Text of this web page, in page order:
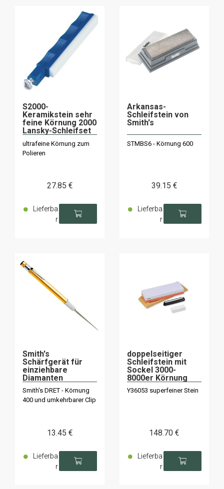
S2000-
Keramikstein sehr
feine Körnung 2000
Lansky-Schleifset
ultrafeine Körnung zum
Polieren
27.85 €
Lieferba
r
Arkansas-
Schleifstein von
Smith's
STMBS6 - Körnung 600
39.15 €
Lieferba
r
Smith's
Schärfgerät für
einziehbare
Diamanten
Smith's DRET - Körnung
400 und umkehrbarer Clip
13.45 €
Lieferba
r
doppelseitiger
Schleifstein mit
Sockel 3000-
8000er Körnung
Y36053 superfeiner Stein
148.70 €
Lieferba
r